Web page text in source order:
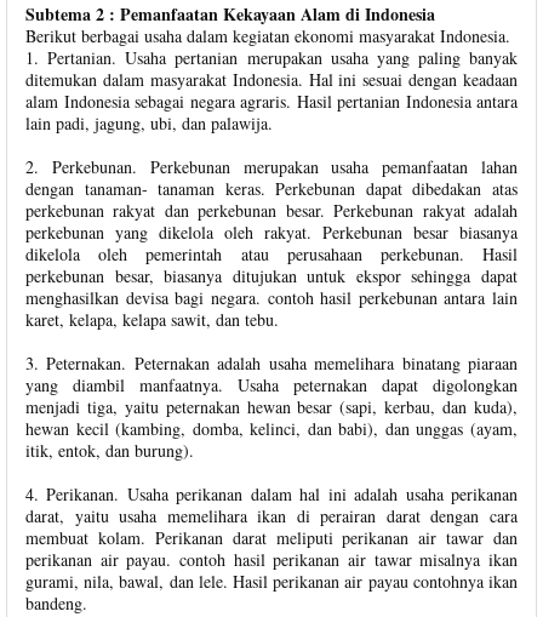
Subtema 2 : Pemanfaatan Kekayaan Alam di Indonesia
Berikut berbagai usaha dalam kegiatan ekonomi masyarakat Indonesia.
1. Pertanian. Usaha pertanian merupakan usaha yang paling banyak
ditemukan dalam masyarakat Indonesia. Hal ini sesuai dengan keadaan
alam Indonesia sebagai negara agraris. Hasil pertanian Indonesia antara
lain padi, jagung, ubi, dan palawija.
2. Perkebunan. Perkebunan merupakan usaha pemanfaatan lahan
dengan tanaman- tanaman keras. Perkebunan dapat dibedakan atas
perkebunan rakyat dan perkebunan besar. Perkebunan rakyat adalah
perkebunan yang dikelola oleh rakyat. Perkebunan besar biasanya
dikelola oleh pemerintah atau perusahaan perkebunan. Hasil
perkebunan besar, biasanya ditujukan untuk ekspor sehingga dapat
menghasilkan devisa bagi negara. contoh hasil perkebunan antara lain
karet, kelapa, kelapa sawit, dan tebu.
3. Peternakan. Peternakan adalah usaha memelihara binatang piaraan
yang diambil manfaatnya. Usaha peternakan dapat digolongkan
menjadi tiga, yaitu peternakan hewan besar (sapi, kerbau, dan kuda),
hewan kecil (kambing, domba, kelinci, dan babi), dan unggas (ayam,
itik, entok, dan burung).
4. Perikanan. Usaha perikanan dalam hal ini adalah usaha perikanan
darat, yaitu usaha memelihara ikan di perairan darat dengan cara
membuat kolam. Perikanan darat meliputi perikanan air tawar dan
perikanan air payau. contoh hasil perikanan air tawar misalnya ikan
gurami, nila, bawal, dan lele. Hasil perikanan air payau contohnya ikan
bandeng.